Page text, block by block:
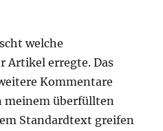
welche
Artikel erregte. Das
Kommentare
meinem überfüllten
Standardtext greifen